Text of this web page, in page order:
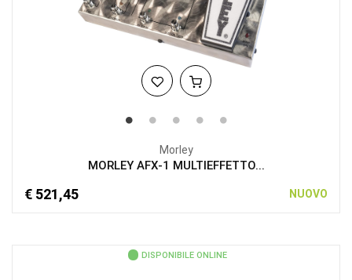
Morley
MORLEY AFX-1 MULTIEFFETTO...
€ 521,45 NUOVO
DISPONIBILE ONLINE